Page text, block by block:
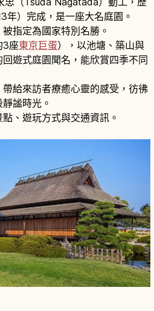
年）完成，是一座大名庭園。
指定為國家特別名勝。
3座東京巨蛋），以池塘、築山與
遊式庭園聞名，能欣賞四季不同
給來訪者療癒心靈的感受，彷彿
謐時光。
、遊玩方式與交通資訊。